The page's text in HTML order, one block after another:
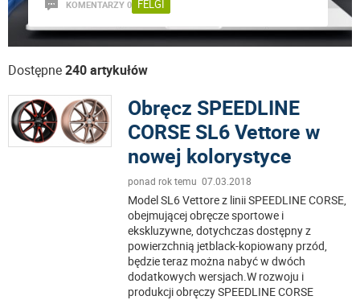
KOMENTARZY 0 FELGI
Dostępne240 artykułów
Obręcz SPEEDLINE
CORSE SL6 Vettore w
nowej kolorystyce
ponad rok temu 07.03.2018
Model SL6 Vettore z linii SPEEDLINE CORSE,
obejmującej obręcze sportowe i
ekskluzywne, dotychczas dostępny z
powierzchnią jetblack-kopiowany przód,
będzie teraz można nabyć w dwóch
dodatkowych wersjach.W rozwoju i
produkcji obręczy SPEEDLINE CORSE